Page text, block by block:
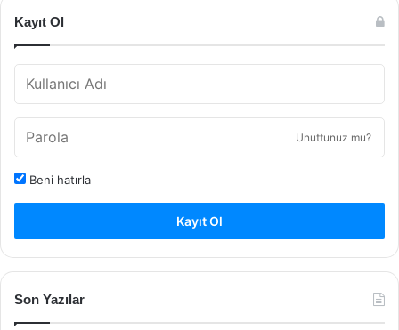
Kayıt Ol
Unuttunuz mu?
Beni hatırla
Kayıt Ol
Son Yazılar